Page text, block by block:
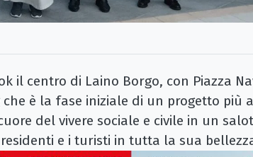
il centro di Laino Borgo, con Piazza
è la fase iniziale di un progetto più
del vivere sociale e civile in un
e i turisti in tutta la sua